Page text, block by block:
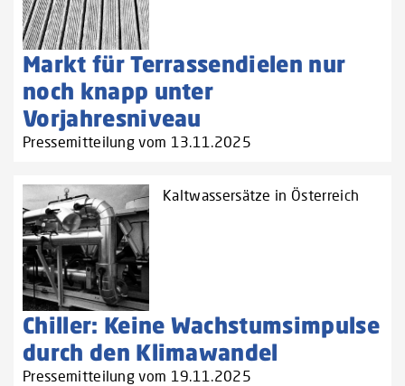
Markt für Terrassendielen nur
noch knapp unter
Vorjahresniveau
Pressemitteilung vom 13.11.2025
Kaltwassersätze in Österreich
Chiller: Keine Wachstumsimpulse
durch den Klimawandel
Pressemitteilung vom 19.11.2025